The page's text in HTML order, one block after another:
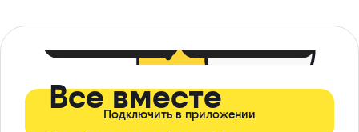
Все вместе
Подключить в приложении